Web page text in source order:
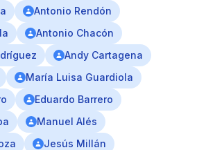
Antonio Rendón
Antonio Chacón
Andy Cartagena
María Luisa Guardiola
Eduardo Barrero
Manuel Alés
Jesús Millán